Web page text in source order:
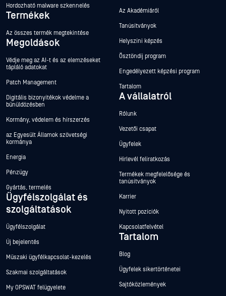
Hordozható malware szkennelés
Termékek
Az összes termék megtekintése
Megoldások
Védje meg az AI-t és az elemzéseket
tápláló adatokat
Patch Management
Digitális bizonyítékok védelme a
bűnüldözésben
Kormány, védelem és hírszerzés
az Egyesült Államok szövetségi
kormánya
Energia
Pénzügy
Gyártás, termelés
Ügyfélszolgálat és
szolgáltatások
Ügyfélszolgálat
Új bejelentés
Műszaki ügyfélkapcsolat-kezelés
Szakmai szolgáltatások
My OPSWAT felügyelete
Az Akadémiáról
Tanúsítványok
Helyszíni képzés
Ösztöndíj program
Engedélyezett képzési program
Tartalom
A vállalatról
Rólunk
Vezetői csapat
Ügyfelek
Hírlevél feliratkozás
Termékek megfelelősége és
tanúsítványok
Karrier
Nyitott pozíciók
Kapcsolatfelvétel
Tartalom
Blog
Ügyfelek sikertörténetei
Sajtóközlemények